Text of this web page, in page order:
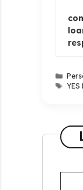
Tags
YES